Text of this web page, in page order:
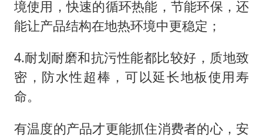
境使用，快速的循环热能，节能环保，还
能让产品结构在地热环境中更稳定；
4.耐划耐磨和抗污性能都比较好，质地致
密，防水性超棒，可以延长地板使用寿
命。
有温度的产品才更能抓住消费者的心，安